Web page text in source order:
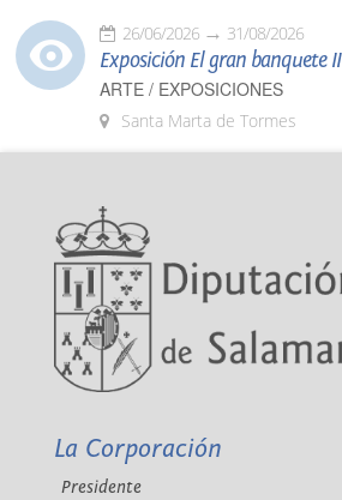
26/06/2026 31/08/2026
Exposición El gran banquete II
ARTE / EXPOSICIONES
Santa Marta de Tormes
La Corporación
Presidente